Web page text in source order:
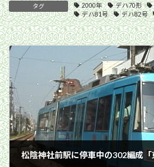
タグ 2000年 デハ70形
デハ81号
デハ82号